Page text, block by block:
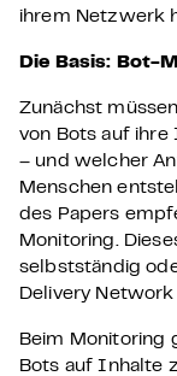
ihrem Netzwerk
Die Basis: Bot-
Zunächst
von Bots auf
– und welcher
Menschen
des Papers
Monitoring.
selbstständig
Delivery
Beim Monitoring
Bots auf Inhalte